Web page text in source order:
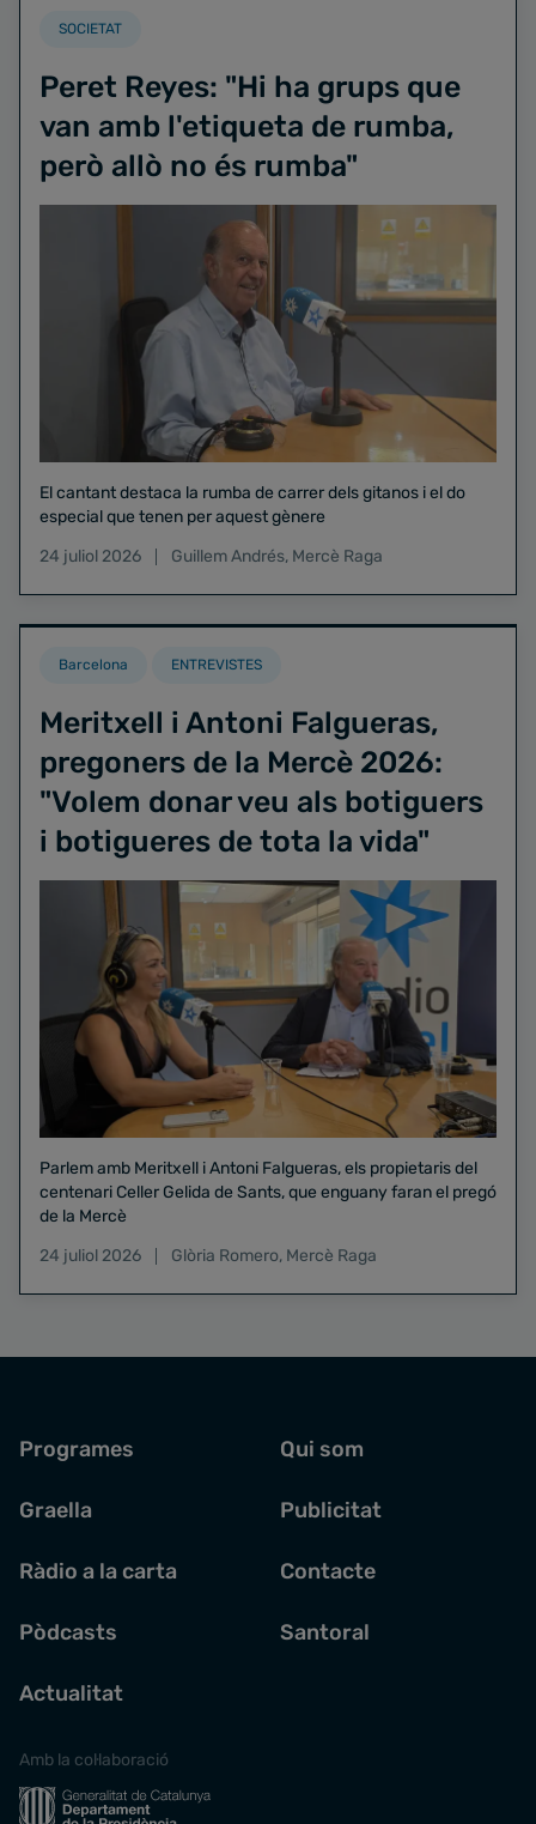
SOCIETAT
Peret Reyes: "Hi ha grups que
van amb l'etiqueta de rumba,
però allò no és rumba"
El cantant destaca la rumba de carrer dels gitanos i el do
especial que tenen per aquest gènere
24 juliol 2026
Guillem Andrés, Mercè Raga
Barcelona ENTREVISTES
Meritxell i Antoni Falgueras,
pregoners de la Mercè 2026:
"Volem donar veu als botiguers
i botigueres de tota la vida"
Parlem amb Meritxell i Antoni Falgueras, els propietaris del
centenari Celler Gelida de Sants, que enguany faran el pregó
de la Mercè
24 juliol 2026
Glòria Romero, Mercè Raga
Programes
Graella
Ràdio a la carta
Pòdcasts
Actualitat
Qui som
Publicitat
Contacte
Santoral
Amb la col·laboració